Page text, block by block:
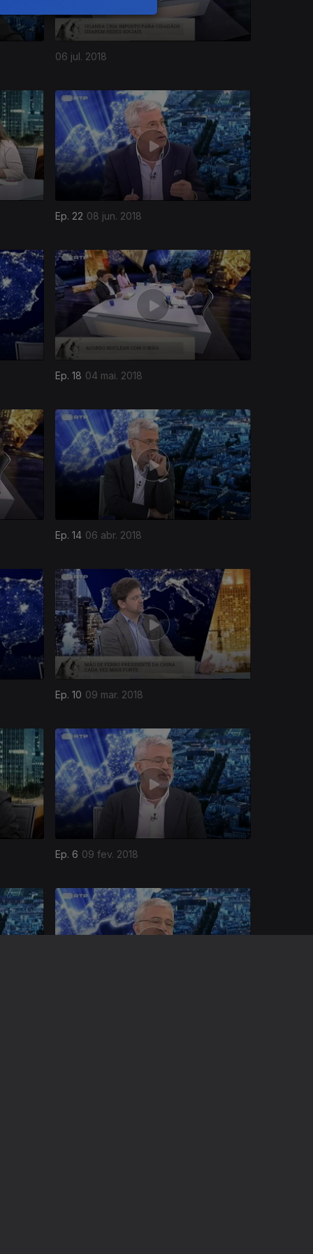
06 jul. 2018
Ep. 22 08 jun. 2018
Ep. 18 04 mai. 2018
Ep. 14 06 abr. 2018
Ep. 10 09 mar. 2018
Ep. 6 09 fev. 2018